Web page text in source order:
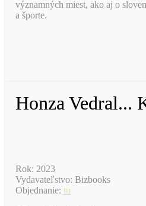
významných miest, ako aj o
a športe.
Honza Vedral...
Rok: 2023
Vydavateľstvo: Bizbooks
Objednanie: tu